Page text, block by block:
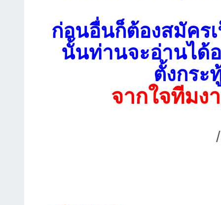
ก่อนอื่นก็ต้องสมัคร
นั้นท่านจะอ่านได้
ตั้งกระ
จากใจทีมง